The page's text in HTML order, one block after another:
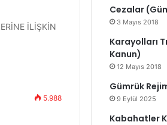
İLİŞKİN
5.988
Cezalar
3 Mayıs 2018
Karayolları
Kanun)
12 Mayıs 2018
Gümrük
9 Eylül 2025
Kabahatler